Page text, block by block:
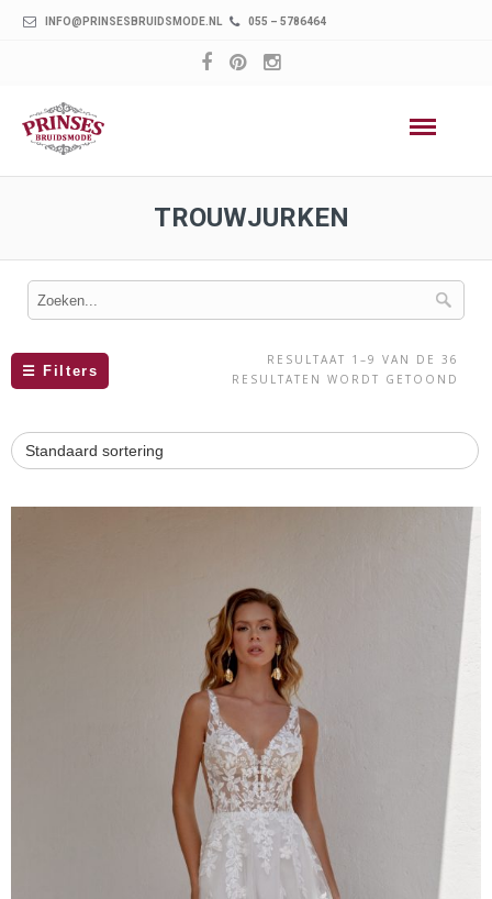
INFO@PRINSESBRUIDSMODE.NL 055 – 5786464
TROUWJURKEN
☰ Filters
RESULTAAT 1–9 VAN DE 36
RESULTATEN WORDT GETOOND